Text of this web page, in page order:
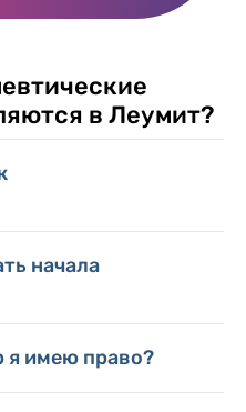
в Леумит?
начала
я имею право?